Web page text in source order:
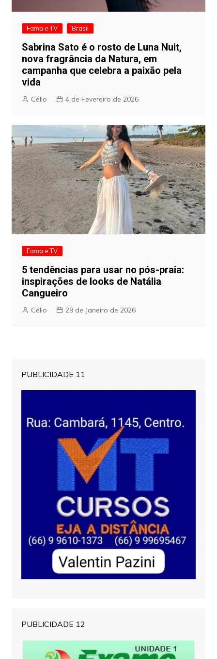
Fama e TV Brasil
Sabrina Sato é o rosto de Luna Nuit,
nova fragrância da Natura, em
campanha que celebra a paixão pela
vida
Célio 4 de Fevereiro de 2026
Fama e TV
5 tendências para usar no pós-praia:
inspirações de looks de Natália
Cangueiro
Célio 29 de Janeiro de 2026
PUBLICIDADE 11
PUBLICIDADE 12